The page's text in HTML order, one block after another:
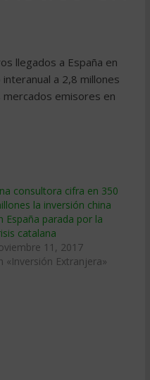
llegados a España en
a 2,8 millones
mercados emisores en
consultora cifra en 350
la inversión china
España parada por la
catalana
11, 2017
«Inversión Extranjera»